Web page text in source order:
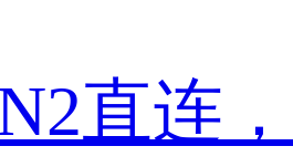
直连